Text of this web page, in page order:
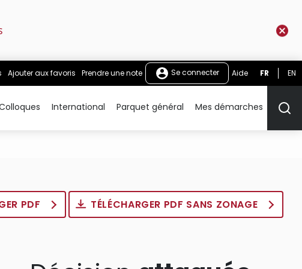
Ajouter aux favoris Prendre une note Se connecter Aide FR EN
International Parquet général Mes démarches
PDF TÉLÉCHARGER PDF SANS ZONAGE